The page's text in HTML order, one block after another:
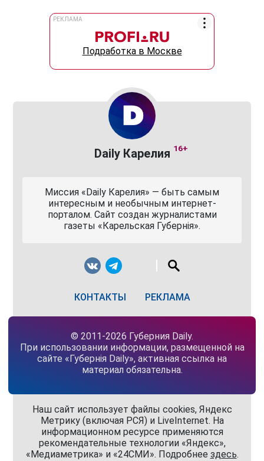
РЕКЛАМА
Подработка в Москве
Daily Карелия 16+
Миссия «Daily Карелия» — быть самым
интересным и необычным интернет-
порталом. Сайт создан журналистами
газеты «Карельская Губернiя».
КОНТАКТЫ РЕКЛАМА
© 2011-2026 Губерния Daily.
При использовании информации, размещенной на
сайте «Губернiя Daily», активная ссылка на
материал обязательна.
Наш сайт использует файлы cookies, Яндекс
Метрику (включая РСЯ) и LiveInternet. На
информационном ресурсе применяются
рекомендательные технологии «Яндекс»,
«Медиаметрика» и «24СМИ». Подробнее здесь.